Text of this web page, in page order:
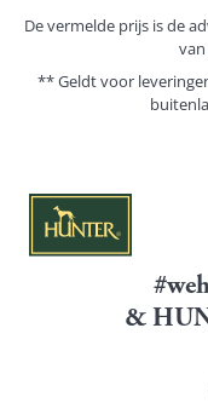
De vermelde prijs is de
** Geldt voor
&